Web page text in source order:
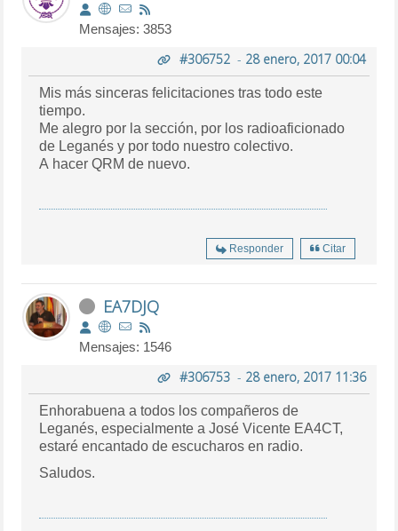
Mensajes: 3853
#306752- 28 enero, 2017 00:04
Mis más sinceras felicitaciones tras todo este
tiempo.
Me alegro por la sección, por los radioaficionado
de Leganés y por todo nuestro colectivo.
A hacer QRM de nuevo.
Responder Citar
EA7DJQ
Mensajes: 1546
#306753- 28 enero, 2017 11:36
Enhorabuena a todos los compañeros de
Leganés, especialmente a José Vicente EA4CT,
estaré encantado de escucharos en radio.
Saludos.